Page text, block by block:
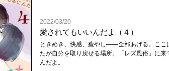
2022/03/20
愛されてもいいんだよ（４）
ときめき、快感、癒やし――全部あげる。ここ
たが自分を取り戻せる場所。「レズ風俗」に来
んだよ。